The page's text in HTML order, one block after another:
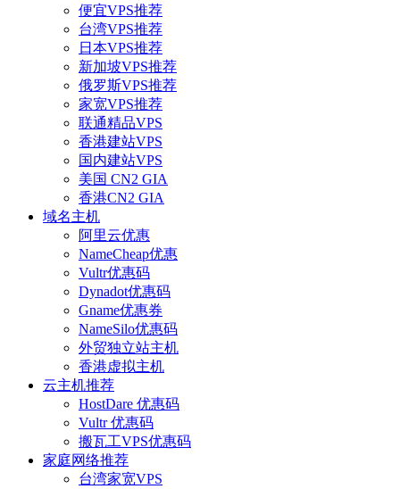
便宜VPS推荐
台湾VPS推荐
日本VPS推荐
新加坡VPS推荐
俄罗斯VPS推荐
家宽VPS推荐
联通精品VPS
香港建站VPS
国内建站VPS
美国 CN2 GIA
香港CN2 GIA
域名主机
阿里云优惠
NameCheap优惠
Vultr优惠码
Dynadot优惠码
Gname优惠券
NameSilo优惠码
外贸独立站主机
香港虚拟主机
云主机推荐
HostDare 优惠码
Vultr 优惠码
搬瓦工VPS优惠码
家庭网络推荐
台湾家宽VPS